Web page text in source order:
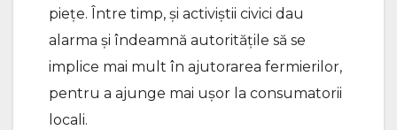
piețe. Între timp, și activiștii civici dau
alarma și îndeamnă autoritățile să se
implice mai mult în ajutorarea fermierilor,
pentru a ajunge mai ușor la consumatorii
locali.